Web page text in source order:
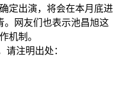
出演，将会在本月底进
。网友们也表示池昌旭这
机制。
请注明出处：